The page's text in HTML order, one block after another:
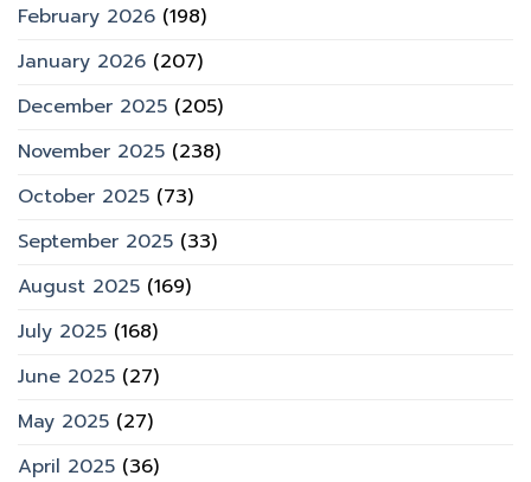
February 2026 (198)
January 2026 (207)
December 2025 (205)
November 2025 (238)
October 2025 (73)
September 2025 (33)
August 2025 (169)
July 2025 (168)
June 2025 (27)
May 2025 (27)
April 2025 (36)